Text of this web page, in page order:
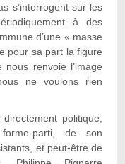
s’interrogent sur les
à des
d’une « masse
pour sa part la figure
renvoie l’image
ne voulons rien
politique,
parti, de son
et peut-être de